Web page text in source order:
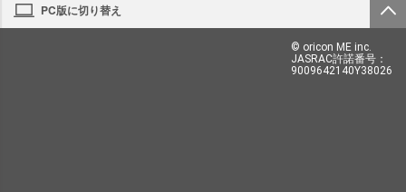
PC版に切り替え
© oricon ME inc.
JASRAC許諾番号：
9009642140Y38026